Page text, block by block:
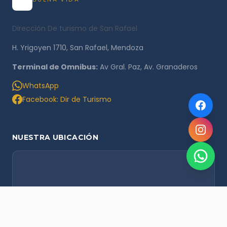
Dirección De turismo de San Rafael
H. Yrigoyen 1710, San Rafael, Mendoza
Terminal de Omnibus: Av Gral. Paz, Av. Granaderos
WhatsApp
Facebook: Dir de Turismo
NUESTRA UBICACIÓN